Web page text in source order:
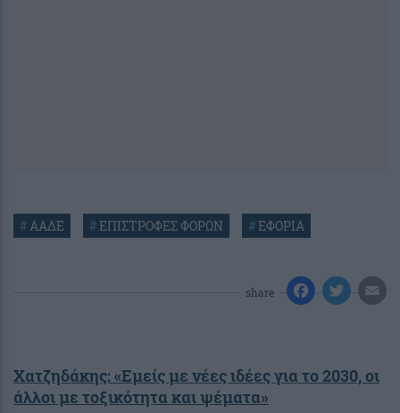
#ΑΑΔΕ #ΕΠΙΣΤΡΟΦΕΣ ΦΟΡΩΝ #ΕΦΟΡΙΑ
share
Χατζηδάκης: «Εμείς με νέες ιδέες για το 2030, οι
άλλοι με τοξικότητα και ψέματα»